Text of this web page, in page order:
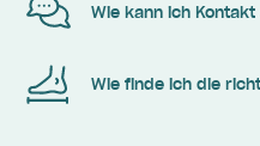
Wie kann ich
Wie finde ich die